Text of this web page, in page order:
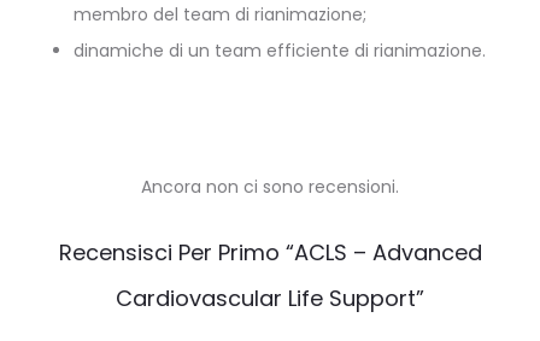
membro del team di rianimazione;
dinamiche di un team efficiente di rianimazione.
Ancora non ci sono recensioni.
Recensisci Per Primo “ACLS – Advanced
Cardiovascular Life Support”